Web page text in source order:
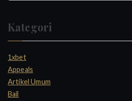
Kategori
1xbet
Appeals
Artikel Umum
Bail